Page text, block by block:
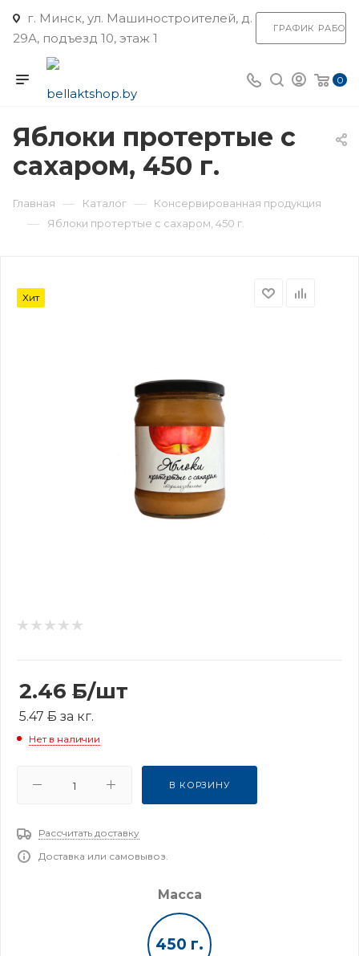
г. Минск, ул. Машиностроителей, д.
29А, подъезд 10, этаж 1
ГРАФИК
0
Яблоки протертые с
сахаром, 450 г.
Главная — Каталог — Консервированная продукция
— Яблоки протертые с сахаром, 450 г.
Хит
2.46 Б/шт
5.47 Б за кг.
Нет в наличии
В КОРЗИНУ
Рассчитать доставку
Доставка или самовывоз.
Масса
450 г.